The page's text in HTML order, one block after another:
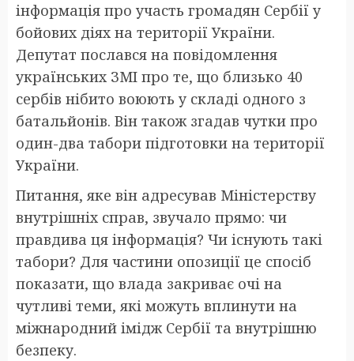
інформація про участь громадян Сербії у
бойових діях на території України.
Депутат послався на повідомлення
українських ЗМІ про те, що близько 40
сербів нібито воюють у складі одного з
батальйонів. Він також згадав чутки про
один-два табори підготовки на території
України.
Питання, яке він адресував Міністерству
внутрішніх справ, звучало прямо: чи
правдива ця інформація? Чи існують такі
табори? Для частини опозиції це спосіб
показати, що влада закриває очі на
чутливі теми, які можуть вплинути на
міжнародний імідж Сербії та внутрішню
безпеку.